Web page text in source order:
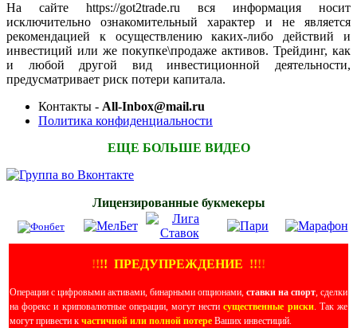
На сайте https://got2trade.ru вся информация носит
исключительно ознакомительный характер и не является
рекомендацией к осуществлению каких-либо действий и
инвестиций или же покупке\продаже активов. Трейдинг, как
и любой другой вид инвестиционной деятельности,
предусматривает риск потери капитала.
Контакты - All-Inbox@mail.ru
Политика конфиденциальности
ЕЩЕ БОЛЬШЕ ВИДЕО
Лицензированные букмекеры
!!!! ПРЕДУПРЕЖДЕНИЕ !!!!
Операции с цифровыми активами, бинарными опционами, ставки на спорт, сделки
на форекс и криповалютные операции, могут нестисущественные риски. Так же
могут привести к частичной или полной потере Ваших инвестиций.